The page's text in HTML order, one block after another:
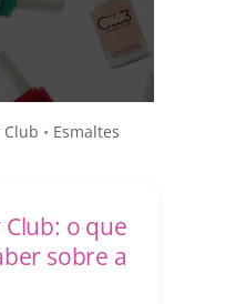
Club • Esmaltes
Club: o que
sobre a